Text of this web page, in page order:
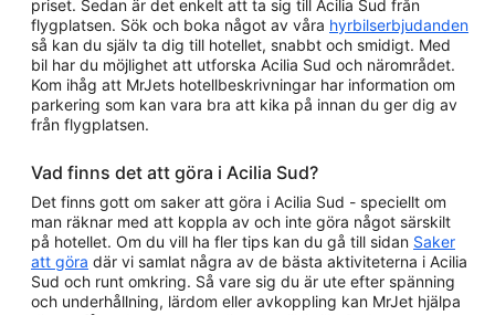
priset. Sedan är det enkelt att ta sig till Acilia Sud från
flygplatsen. Sök och boka något av våra hyrbilserbjudanden
så kan du själv ta dig till hotellet, snabbt och smidigt. Med
bil har du möjlighet att utforska Acilia Sud och närområdet.
Kom ihåg att MrJets hotellbeskrivningar har information om
parkering som kan vara bra att kika på innan du ger dig av
från flygplatsen.
Vad finns det att göra i Acilia Sud?
Det finns gott om saker att göra i Acilia Sud - speciellt om
man räknar med att koppla av och inte göra något särskilt
på hotellet. Om du vill ha fler tips kan du gå till sidan Saker
att göra där vi samlat några av de bästa aktiviteterna i Acilia
Sud och runt omkring. Så vare sig du är ute efter spänning
och underhållning, lärdom eller avkoppling kan MrJet hjälpa